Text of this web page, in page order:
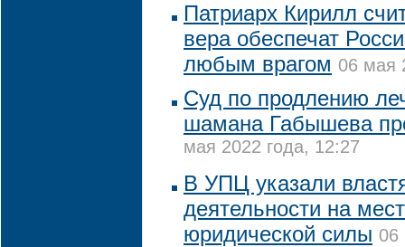
Патриарх Кирилл
вера обеспечат
любым врагом 06 мая
Суд по продлению
шамана Габышева
мая 2022 года, 12:27
В УПЦ указали
деятельности на
юридической силы 06